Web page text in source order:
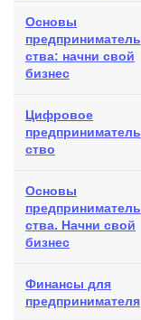
Основы
предприниматель
ства: начни свой
бизнес
Цифровое
предприниматель
ство
Основы
предприниматель
ства. Начни свой
бизнес
Финансы для
предпринимателя